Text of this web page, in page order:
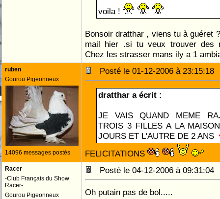
voila !
Bonsoir dratthar , viens tu à guéret
mail hier .si tu veux trouver des
Chez les strasser mans ily a 1
ruben
Gourou Pigeonneux
14096 messages postés
Posté le 01-12-2006 à
dratthar a écrit :
JE VAIS QUAND MEME
TROIS 3 FILLES A LA
JOURS ET L'AUTRE DE 2 ANS
FELICITATIONS
Racer
-Club Français du Show
Racer-
Gourou Pigeonneux
Posté le 04-12-2006 à
Oh putain pas de bol.....